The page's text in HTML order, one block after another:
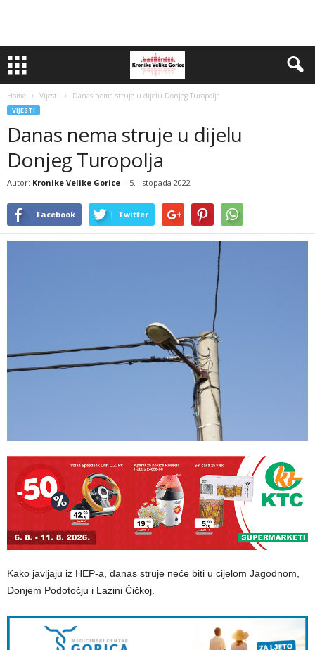
Home Vijesti Danas nema struje u dijelu Donjeg Turopolja
VIJESTI
Danas nema struje u dijelu
Donjeg Turopolja
Autor: Kronike Velike Gorice - 5. listopada 2022
Facebook Twitter
Kako javljaju iz HEP-a, danas struje neće biti u cijelom Jagodnom,
Donjem Podotočju i Lazini Čičkoj.